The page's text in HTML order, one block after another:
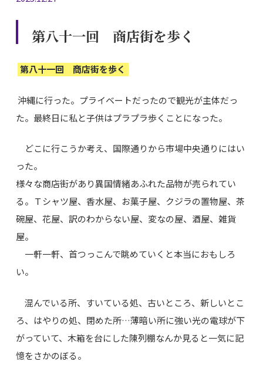
第八十一回 商店街を歩く
第八十一回 商店街を歩く
沖縄に行った。プライベートだったので観光が主体だっ
た。最終日に私と子供はプラプラ歩くことになった。
どこに行こうか考え、国際通りから市場中央通りにはい
った。
様々な商店街があり異国情緒あふれた品物が売られてい
る。Ｔシャツ屋、香水屋、お菓子屋、クジラの置物屋、茶
碗屋、花屋、訳のわからない屋、変なの屋、酒屋、雑貨
屋。
一軒一軒、首つっこんで眺めていくと本当におもしろ
い。
混んでいる所、すいている処、古いところ、新しいとこ
ろ、はやりの処、閉めた所…薄暗い所に強い光の電球が下
がっていて、木箱を台にした陳列棚なんか見ると一気に記
憶をさかのぼる。